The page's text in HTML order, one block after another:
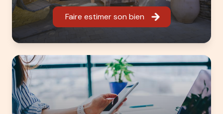
Faire estimer son bien